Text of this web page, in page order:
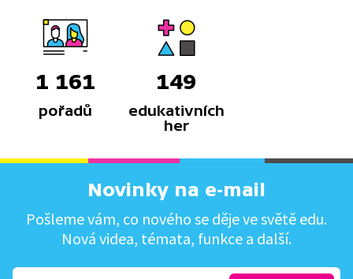
1 161
pořadů
149
edukativních
her
Novinky na e-mail
Pošleme vám, co nového se děje ve světě edu.
Nová videa, témata, funkce a další.